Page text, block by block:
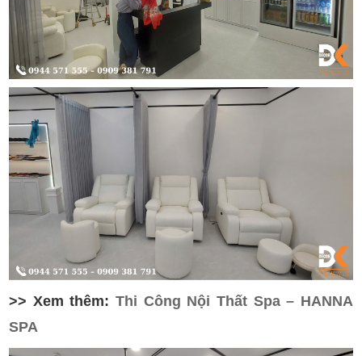
>> Xem thêm:Thi Công Nội Thất Spa – HANNA
SPA